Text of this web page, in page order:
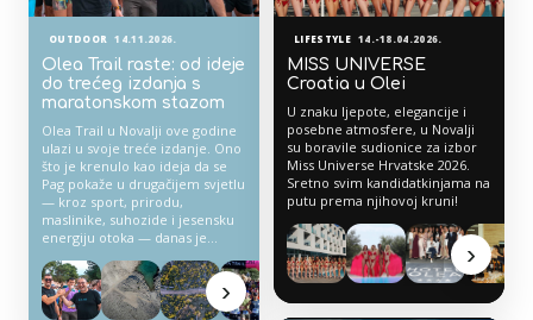
OUTDOOR 14.11.2026.
Olea Trail raste: od ideje
do trećeg izdanja s
maratonskom stazom
Olea Trail u Novalji ove godine
ulazi u svoje treće izdanje. Ono
što je krenulo kao ideja da se
Pag pokaže u drugačijem svjetlu
— kroz sport, prirodu,
maslinike, suhozide i jesensku
energiju otoka — danas je
raste.
Razgovor s organizatorima Olea
Traila, Ivanom Riznerom i
›
LIFESTYLE 14.-18.04.2026.
MISS UNIVERSE
Croatia u Olei
U znaku ljepote, elegancije i
posebne atmosfere, u Novalji
su boravile sudionice za izbor
Miss Universe Hrvatske 2026.
Sretno svim kandidatkinjama na
putu prema njihovoj kruni!
›